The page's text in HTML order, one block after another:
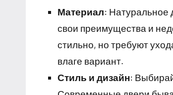
Материал: Натуральное
свои преимущества и
стильно, но требуют
влаге вариант.
Стиль и дизайн: